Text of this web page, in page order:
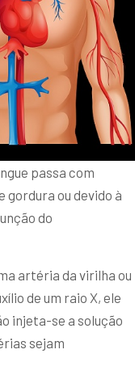
passa com
gordura ou devido à
do
artéria da virilha ou
de um raio X, ele
injeta-se a solução
sejam